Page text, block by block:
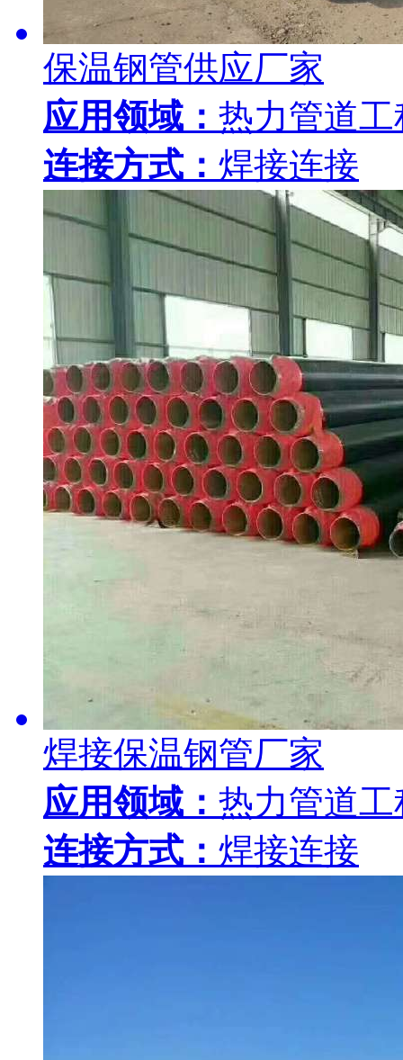
保温钢管供应厂家
应用领域： 热力管道工
连接方式： 焊接连接
焊接保温钢管厂家
应用领域： 热力管道工
连接方式： 焊接连接